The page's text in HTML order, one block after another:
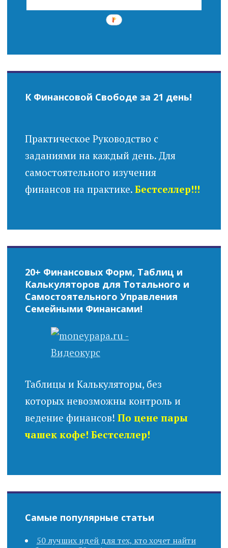
К Финансовой Свободе за 21 день!
Практическое Руководство с
заданиями на каждый день. Для
самостоятельного изучения
финансов на практике. Бестселлер!!!
20+ Финансовых Форм, Таблиц и
Калькуляторов для Тотального и
Самостоятельного Управления
Семейными Финансами!
Таблицы и Калькуляторы, без
которых невозможны контроль и
ведение финансов! По цене пары
чашек кофе! Бестселлер!
Самые популярные статьи
50 лучших идей для тех, кто хочет найти